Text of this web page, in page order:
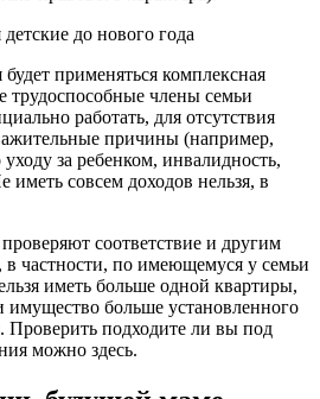
применяться комплексная
трудоспособные члены семьи
работать, для отсутствия
причины (например,
за ребенком, инвалидность,
иметь совсем доходов нельзя, в
соответствие и другим
частности, по имеющемуся у семьи
иметь больше одной квартиры,
больше установленного
Проверить подходите ли вы под
можно здесь.